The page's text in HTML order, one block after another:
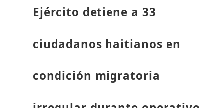
Ejército detiene a 33
ciudadanos haitianos en
condición migratoria